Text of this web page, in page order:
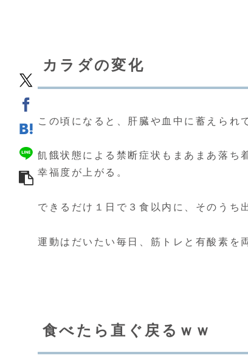
カラダの変化
この頃になると、肝臓や血中に蓄えられ
飢餓状態による禁断症状もまあまあ落ち
幸福度が上がる。
できるだけ１日で３食以内に、そのうち
運動はだいたい毎日、筋トレと有酸素を
食べたら直ぐ戻るｗｗ